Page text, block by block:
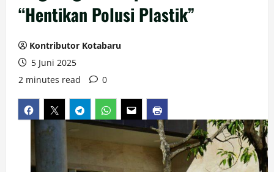
“Hentikan Polusi Plastik”
Kontributor Kotabaru
5 Juni 2025
2 minutes read
0